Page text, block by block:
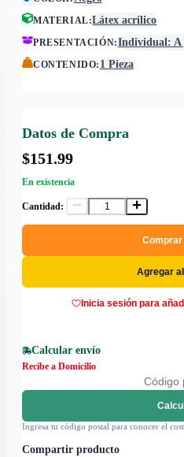
MATERIAL:Látex acrílico
PRESENTACIÓN:Individual: A
CONTENIDO: 1 Pieza
Datos de Compra
$151.99
En existencia
Cantidad:
Comprar
Agregar
Inicia sesión para
Calcular envío
Recibe a Domicilio
Ingresa tu código postal para conocer el
Compartir producto